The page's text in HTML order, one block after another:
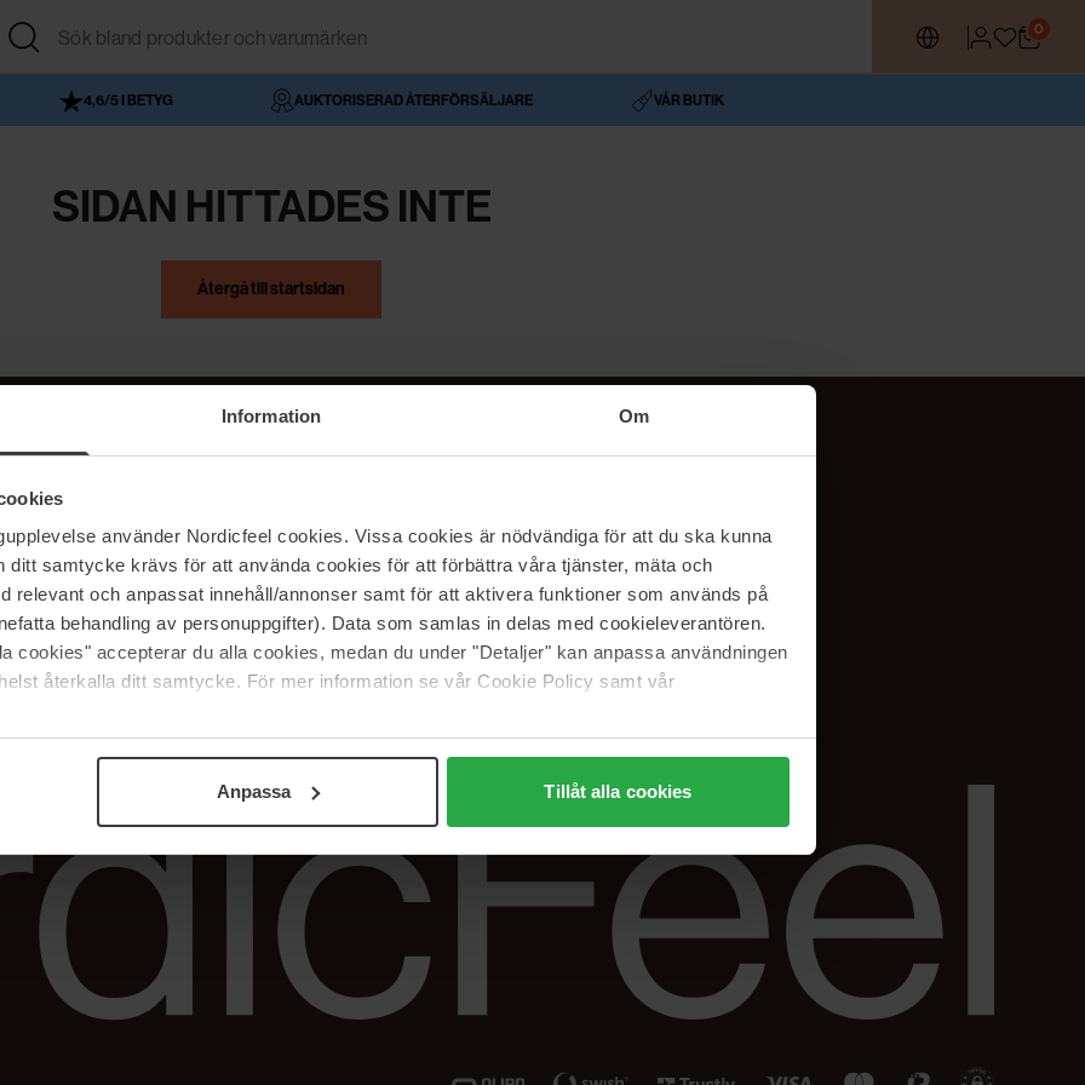
Information Om
använder Nordicfeel cookies. Vissa cookies är nödvändiga för att du ska kunna
ditt samtycke krävs för att använda cookies för att förbättra våra tjänster, mäta och
relevant och anpassat innehåll/annonser samt för att aktivera funktioner som används på
behandling av personuppgifter). Data som samlas in delas med cookieleverantören.
cookies" accepterar du alla cookies, medan du under "Detaljer" kan anpassa användningen
återkalla ditt samtycke. För mer information se vår Cookie Policy samt vår
Anpassa Tillåt alla cookies
0
4,6/5 I BETYG AUKTORISERAD ÅTERFÖRSÄLJARE VÅR BUTIK
SIDAN HITTADES INTE
Återgå till startsidan
NordicFeel
Vår butik
Våra varumärken
Jobba hos oss
Samarbeta med oss
The Beauty Edit
Hjälp
FAQ
Spåra min beställning
Returer &
reklamationer
Följ oss
Facebook
Instagram
Linkedin